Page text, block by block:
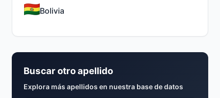
Bolivia
Buscar otro apellido
Explora más apellidos en nuestra base de datos